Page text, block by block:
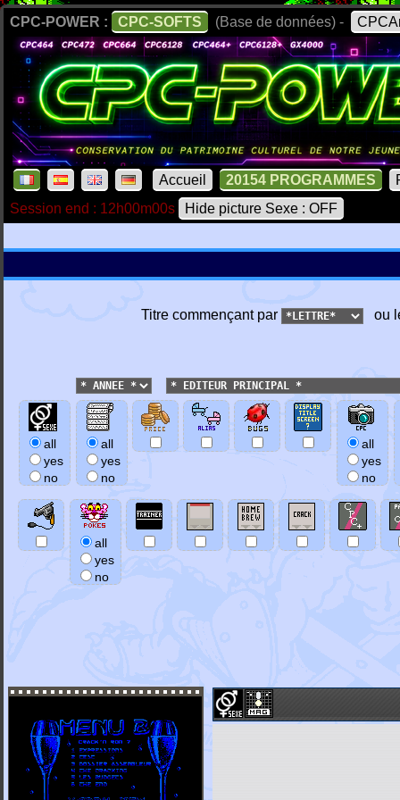
CPC-POWER : CPC-SOFTS (Base de données) -
Accueil 20154 PROGRAMMES
Session end : 12h00m00s
Hide picture Sexe : OFF
Titre commençant par ou
all
yes
no
all
yes
no
all
yes
no
all
yes
no